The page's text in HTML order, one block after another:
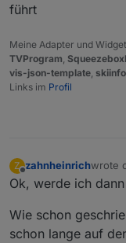
führt
Meine Adapter und
TVProgram
vis-json-template skiinfo
Links im Profil
Z zahnheinrichwrote
last
Ok, werde ich
Wie schon
schon lange auf